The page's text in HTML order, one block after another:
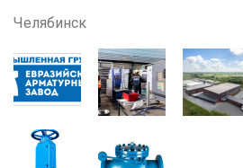
Челябинск